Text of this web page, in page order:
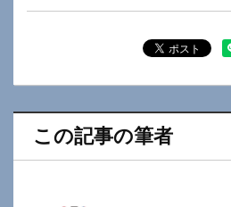
この記事の筆者